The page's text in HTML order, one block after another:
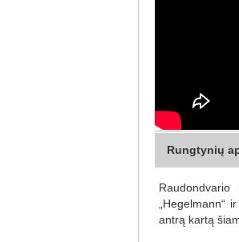
Rungtynių
antrą kartą